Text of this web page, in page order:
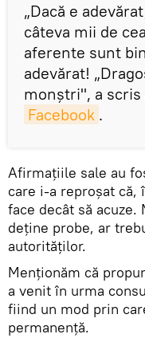
„Dacă e
câteva mii de
aferente sunt
adevărat!
monştri", a scris
Facebook .
Afirmaţiile sale au
care i-a reproşat că,
face decât să
deţine probe, ar
autorităţilor.
Menţionăm că
a venit în urma
fiind un mod prin
permanenţă.